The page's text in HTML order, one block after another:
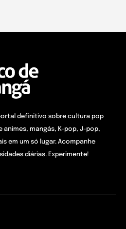
definitivo sobre cultura pop
animes, mangás, K-pop, J-pop,
em um só lugar. Acompanhe
diárias. Experimente!